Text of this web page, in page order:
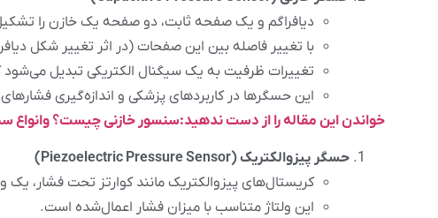
دیافراگم و یک صفحه ثابت، دو صفحه یک خازن را
با تغییر فاصله بین این صفحات (در اثر تغییر شکل
تغییرات ظرفیت به یک سیگنال الکتریکی تبدیل
این حسگرها در کاربردهای پزشکی و اندازه‌گیری
خواندن این مقاله را از دست ندهید:سنسور خازنی چیست؟ وانواع
حسگر پیزوالکتریک (Piezoelectric Pressure Sensor)
کریستال‌های پیزوالکتریک مانند کوارتز تحت فشار، یک
این ولتاژ متناسب با میزان فشار اعمال‌شده است.